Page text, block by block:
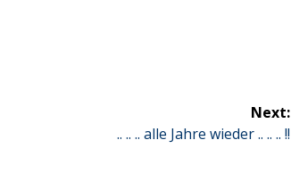
Next:
Next
.. .. .. alle Jahre wieder .. .. .. !!